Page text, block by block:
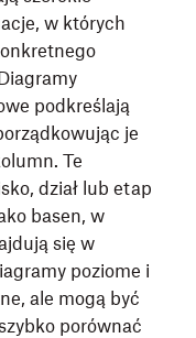
w których
podkreślają
je
Te
dział lub etap
basen, w
się w
poziome i
ale mogą być
porównać